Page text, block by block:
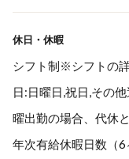
休日・休暇
シフト制※シフトの
日:日曜日,祝日,その
曜出勤の場合、代休
年次有給休暇日数（